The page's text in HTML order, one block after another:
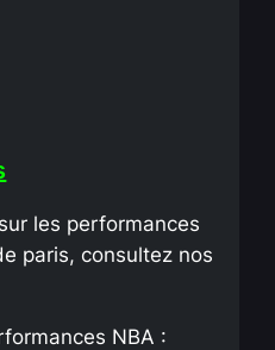
les performances
paris, consultez nos
NBA :